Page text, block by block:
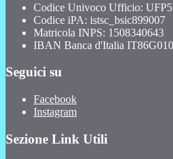
Codice Univoco Ufficio:
Codice iPA: istsc_bsic899007
Matricola INPS: 1508340643
IBAN Banca d'Italia
Seguici su
Facebook
Instagram
Sezione Link Utili